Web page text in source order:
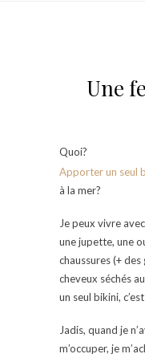
Une
Quoi?
Apporter un seul
à la mer?
Je peux vivre
une jupette, une
chaussures (+
cheveux séchés
un seul bikini,
Jadis, quand je
m’occuper, je